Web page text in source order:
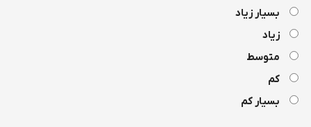
بسیار زیاد
زیاد
متوسط
کم
بسیار کم